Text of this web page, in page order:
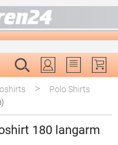
Du hast 0
> Polo Shirts
180 langarm